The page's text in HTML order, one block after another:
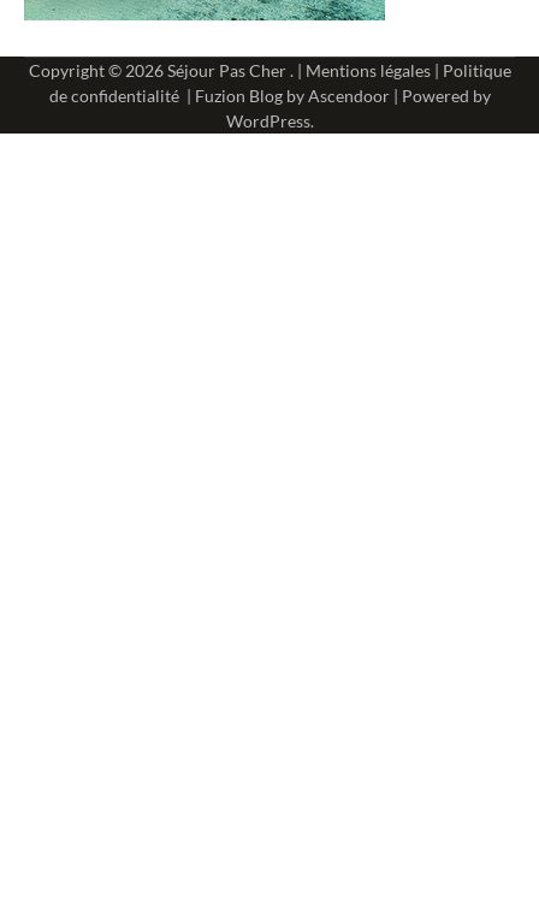
Copyright © 2026Séjour Pas Cher. | Mentions légales| Politique
de confidentialité| Fuzion Blog byAscendoor| Powered by
WordPress.